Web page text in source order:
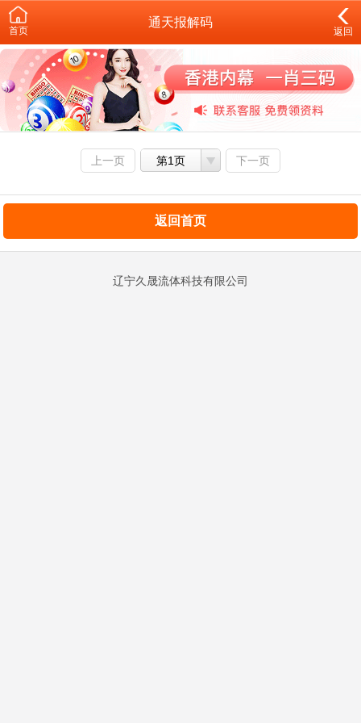
首页
通天报解码
返回
上一页 第1页 下一页
返回首页
辽宁久晟流体科技有限公司